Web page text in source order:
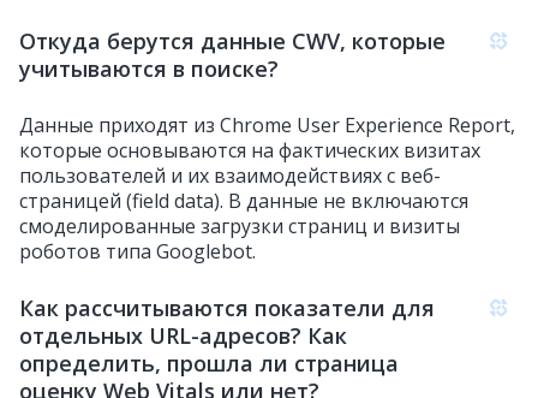
Откуда берутся данные CWV, которые
учитываются в поиске?
Данные приходят из Chrome User Experience Report,
которые основываются на фактических визитах
пользователей и их взаимодействиях с веб-
страницей (field data). В данные не включаются
смоделированные загрузки страниц и визиты
роботов типа Googlebot.
Как рассчитываются показатели для
отдельных URL-адресов? Как
определить, прошла ли страница
оценку Web Vitals или нет?